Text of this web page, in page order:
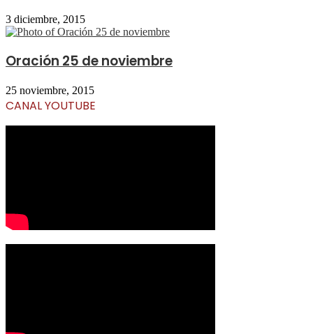
3 diciembre, 2015
Oración 25 de noviembre
25 noviembre, 2015
CANAL YOUTUBE